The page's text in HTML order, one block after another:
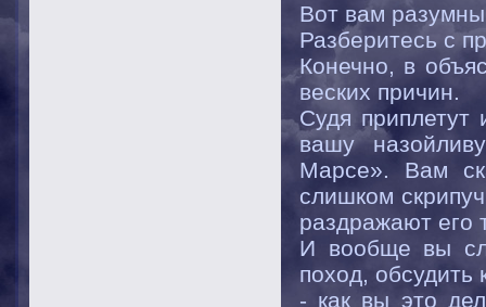
Вот вам
Разберитесь с
Конечно, в
веских причин.
Судя приплетут
вашу
Марсе». Вам
слишком
раздражают его
И вообще вы
поход,
- как вы это